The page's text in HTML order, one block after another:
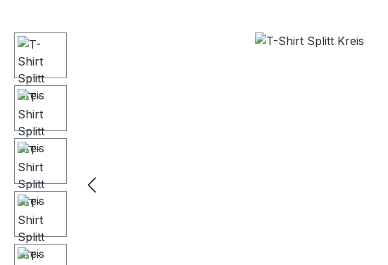
Bildergalerie überspringen